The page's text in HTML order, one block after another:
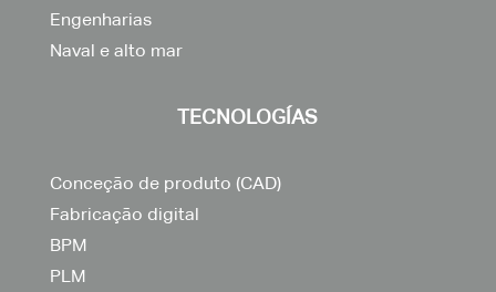
Engenharias
Naval e alto mar
TECNOLOGÍAS
Conceção de produto (CAD)
Fabricação digital
BPM
PLM